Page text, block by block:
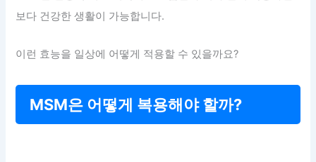
보다 건강한 생활이 가능합니다.
이런 효능을 일상에 어떻게 적용할 수 있을까요?
MSM은 어떻게 복용해야 할까?